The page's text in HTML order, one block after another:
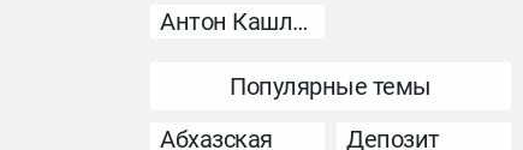
Антон Кашликов
Популярные темы
Абхазская
Депозит